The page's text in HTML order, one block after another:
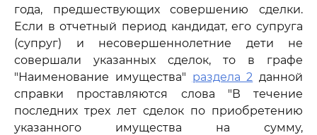
года, предшествующих совершению сделки.
Если в отчетный период кандидат, его супруга
(супруг) и несовершеннолетние дети не
совершали указанных сделок, то в графе
"Наименование имущества" раздела 2 данной
справки проставляются слова "В течение
последних трех лет сделок по приобретению
указанного имущества на сумму,